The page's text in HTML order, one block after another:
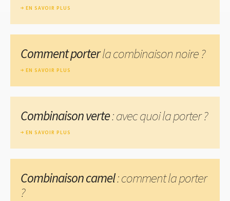
EN SAVOIR PLUS
Comment porterla combinaison noire ?
EN SAVOIR PLUS
Combinaison verte: avec quoi la porter ?
EN SAVOIR PLUS
Combinaison camel: comment la porter
?